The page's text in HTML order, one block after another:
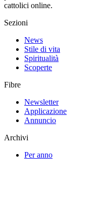
cattolici online.
Sezioni
News
Stile di vita
Spiritualità
Scoperte
Fibre
Newsletter
Applicazione
Annuncio
Archivi
Per anno